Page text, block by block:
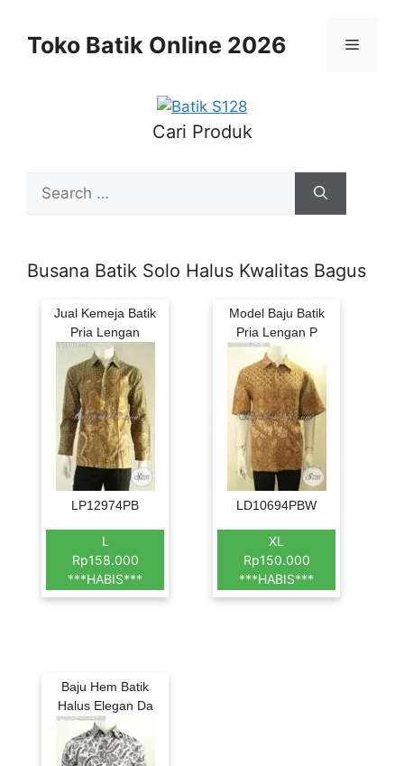
contentToko Batik Online 2026 Menu
Cari Produk
for:
Busana Batik Solo Halus Kwalitas Bagus
Jual Kemeja Batik
Pria Lengan
LP12974PB
L
Rp158.000
***HABIS***
Model Baju Batik
Pria Lengan P
LD10694PBW
XL
Rp150.000
***HABIS***
Baju Hem Batik
Halus Elegan Da